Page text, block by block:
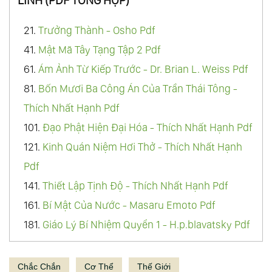
821.Sống Đơn Giản Cho Mình Thanh Thản Pdf
841.Thiên Nhiên Liều Thuốc Nhiệm Màu Pdf
861.Trở Thành Người Đàn Ông Mọi Phụ Nữ
Mong Ước Pdf
881.Bàn Về Cách Kiếm Sống Đúng Đắn -
Jiddu Krishnamurti Pdf
901.Hố Thẳm Của Tư Tưởng Pdf
921.
941. Toàn Chân Triết Luận Pdf
961.Yêu Con Là Bản Năng, Dạy Con Là Nghệ
Thuật Pdf
1001.Chuyển Hóa Cảm Xúc Pdf
21. Trưởng Thành - Osho Pdf
41. Mật Mã Tây Tạng Tập 2 Pdf
61. Ám Ảnh Từ Kiếp Trước - Dr. Brian L. Weiss Pdf
81. Bốn Mươi Ba Công Án Của Trần Thái Tông -
Thích Nhất Hạnh Pdf
101. Đạo Phật Hiện Đại Hóa - Thích Nhất Hạnh Pdf
121. Kinh Quán Niệm Hơi Thở - Thích Nhất Hạnh
Pdf
141. Thiết Lập Tịnh Độ - Thích Nhất Hạnh Pdf
161. Bí Mật Của Nước - Masaru Emoto Pdf
181. Giáo Lý Bí Nhiệm Quyển 1 - H.p.blavatsky Pdf
184.Đời Sống Sau Khi Chết Pdf
185.Phiêu Lưu Ngoài Thân Thể Pdf
Chắc Chắn Cơ Thể Thế Giới